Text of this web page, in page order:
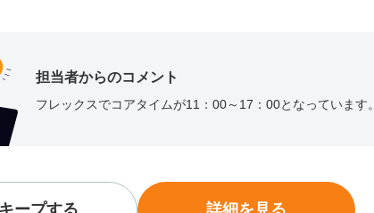
担当者からのコメント
フレックスでコアタイムが11：00～17：00となっています。
キープする 詳細を見る